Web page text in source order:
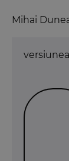
Mihai